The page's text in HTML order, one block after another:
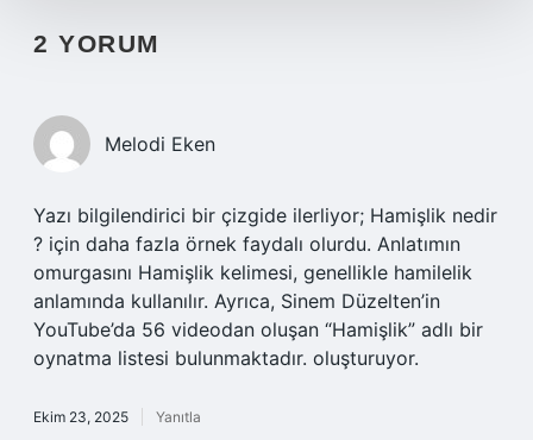
2 YORUM
Melodi Eken
Yazı bilgilendirici bir çizgide ilerliyor; Hamişlik nedir
? için daha fazla örnek faydalı olurdu. Anlatımın
omurgasını Hamişlik kelimesi, genellikle hamilelik
anlamında kullanılır. Ayrıca, Sinem Düzelten’in
YouTube’da 56 videodan oluşan “Hamişlik” adlı bir
oynatma listesi bulunmaktadır. oluşturuyor.
Ekim 23, 2025 Yanıtla